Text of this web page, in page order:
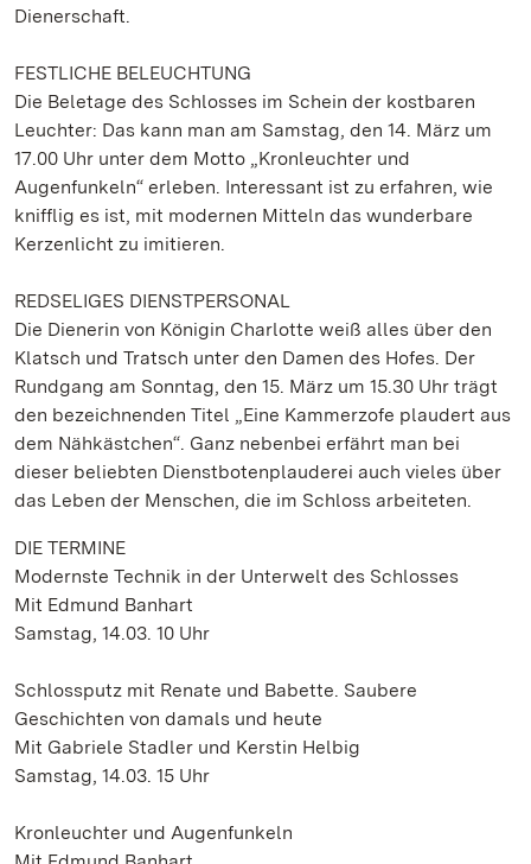
Dienerschaft.
FESTLICHE BELEUCHTUNG
Die Beletage des Schlosses im Schein der kostbaren
Leuchter: Das kann man am Samstag, den 14. März um
17.00 Uhr unter dem Motto „Kronleuchter und
Augenfunkeln“ erleben. Interessant ist zu erfahren, wie
knifflig es ist, mit modernen Mitteln das wunderbare
Kerzenlicht zu imitieren.
REDSELIGES DIENSTPERSONAL
Die Dienerin von Königin Charlotte weiß alles über den
Klatsch und Tratsch unter den Damen des Hofes. Der
Rundgang am Sonntag, den 15. März um 15.30 Uhr trägt
den bezeichnenden Titel „Eine Kammerzofe plaudert aus
dem Nähkästchen“. Ganz nebenbei erfährt man bei
dieser beliebten Dienstbotenplauderei auch vieles über
das Leben der Menschen, die im Schloss arbeiteten.
DIE TERMINE
Modernste Technik in der Unterwelt des Schlosses
Mit Edmund Banhart
Samstag, 14.03. 10 Uhr
Schlossputz mit Renate und Babette. Saubere
Geschichten von damals und heute
Mit Gabriele Stadler und Kerstin Helbig
Samstag, 14.03. 15 Uhr
Kronleuchter und Augenfunkeln